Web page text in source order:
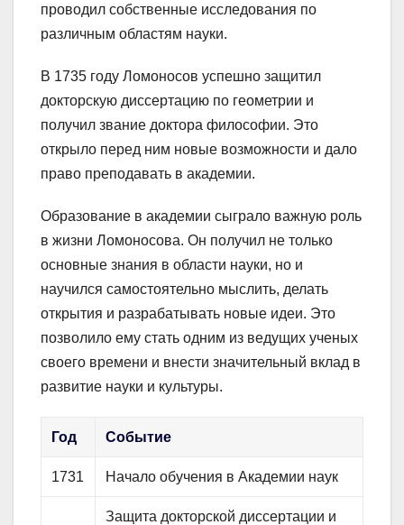
проводил собственные исследования по
различным областям науки.
В 1735 году Ломоносов успешно защитил
докторскую диссертацию по геометрии и
получил звание доктора философии. Это
открыло перед ним новые возможности и дало
право преподавать в академии.
Образование в академии сыграло важную роль
в жизни Ломоносова. Он получил не только
основные знания в области науки, но и
научился самостоятельно мыслить, делать
открытия и разрабатывать новые идеи. Это
позволило ему стать одним из ведущих ученых
своего времени и внести значительный вклад в
развитие науки и культуры.
Год Событие
1731 Начало обучения в Академии наук
Защита докторской диссертации и